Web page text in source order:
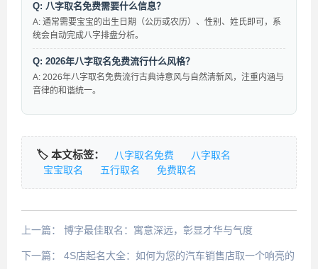
Q: 八字取名免费需要什么信息？
A: 通常需要宝宝的出生日期（公历或农历）、性别、姓氏即可，系
统会自动完成八字排盘分析。
Q: 2026年八字取名免费流行什么风格？
A: 2026年八字取名免费流行古典诗意风与自然清新风，注重内涵与
音律的和谐统一。
🏷️ 本文标签： 八字取名免费
八字取名
宝宝取名
五行取名 免费取名
上一篇： 博字最佳取名：寓意深远，彰显才华与气度
下一篇： 4S店起名大全：如何为您的汽车销售店取一个响亮的